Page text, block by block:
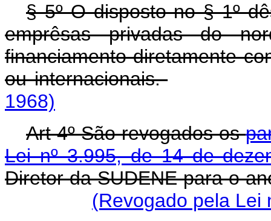
§ 5º O disposto no § 1º
emprêsas privadas do
financiamento diretamente
ou internacionais.
1968)
Art 4º São revogados os
Lei nº 3.995, de 14 de
Diretor da SUDENE para o
(Revogado pela Lei